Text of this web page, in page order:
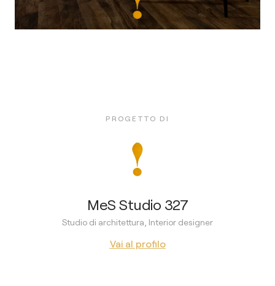
PROGETTO DI
MeS Studio 327
Studio di architettura, Interior designer
Vai al profilo